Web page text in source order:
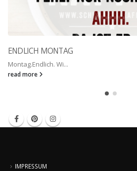
ENDLICH MONTAG
Montag.Endlich. Wi...
read more
IMPRESSUM